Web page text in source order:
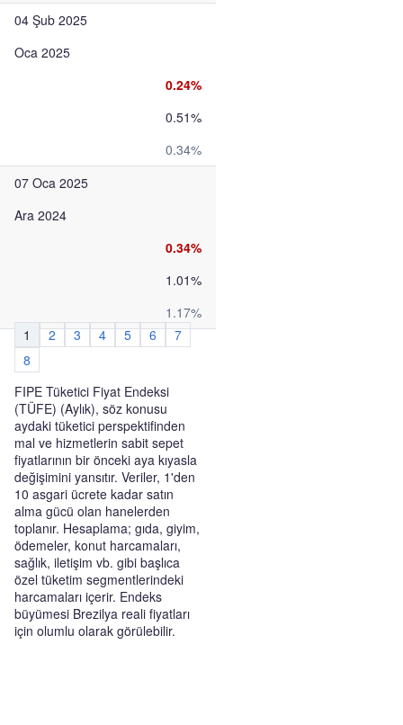
04 Şub 2025
Oca 2025
0.24%
0.51%
0.34%
07 Oca 2025
Ara 2024
0.34%
1.01%
1.17%
1
2 3 4 5 6
7
8
FIPE Tüketici Fiyat Endeksi
(TÜFE) (Aylık), söz konusu
aydaki tüketici perspektifinden
mal ve hizmetlerin sabit sepet
fiyatlarının bir önceki aya kıyasla
değişimini yansıtır. Veriler, 1'den
10 asgari ücrete kadar satın
alma gücü olan hanelerden
toplanır. Hesaplama; gıda, giyim,
ödemeler, konut harcamaları,
sağlık, iletişim vb. gibi başlıca
özel tüketim segmentlerindeki
harcamaları içerir. Endeks
büyümesi Brezilya reali fiyatları
için olumlu olarak görülebilir.